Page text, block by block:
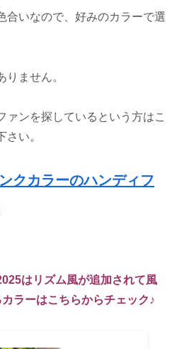
合いなので、好みのカラーで選
りません。
ァンを探しているという方はこ
い。
クカラーのハンディフ
はリズム風が追加されて風
ラーはこちらからチェック♪